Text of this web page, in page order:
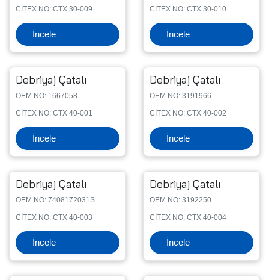
CİTEX NO: CTX 30-009
İncele
CİTEX NO: CTX 30-010
İncele
Debriyaj Çatalı
OEM NO: 1667058
CİTEX NO: CTX 40-001
İncele
Debriyaj Çatalı
OEM NO: 3191966
CİTEX NO: CTX 40-002
İncele
Debriyaj Çatalı
OEM NO: 7408172031S
CİTEX NO: CTX 40-003
İncele
Debriyaj Çatalı
OEM NO: 3192250
CİTEX NO: CTX 40-004
İncele